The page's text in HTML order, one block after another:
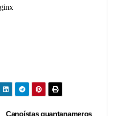
Canoístas guantanameros